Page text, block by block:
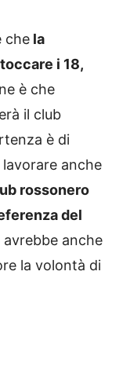
che la
i 18,
è che
il club
è di
anche
rossonero
del
anche
la volontà di